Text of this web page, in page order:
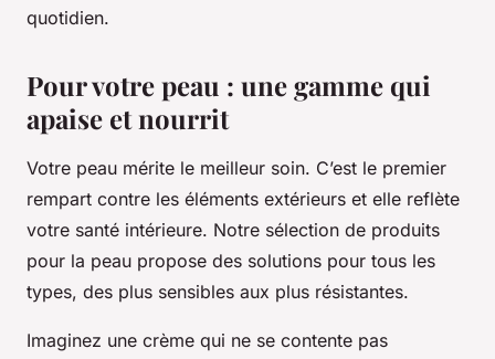
quotidien.
Pour votre peau : une gamme qui
apaise et nourrit
Votre peau mérite le meilleur soin. C’est le premier
rempart contre les éléments extérieurs et elle reflète
votre santé intérieure. Notre sélection de produits
pour la peau propose des solutions pour tous les
types, des plus sensibles aux plus résistantes.
Imaginez une crème qui ne se contente pas